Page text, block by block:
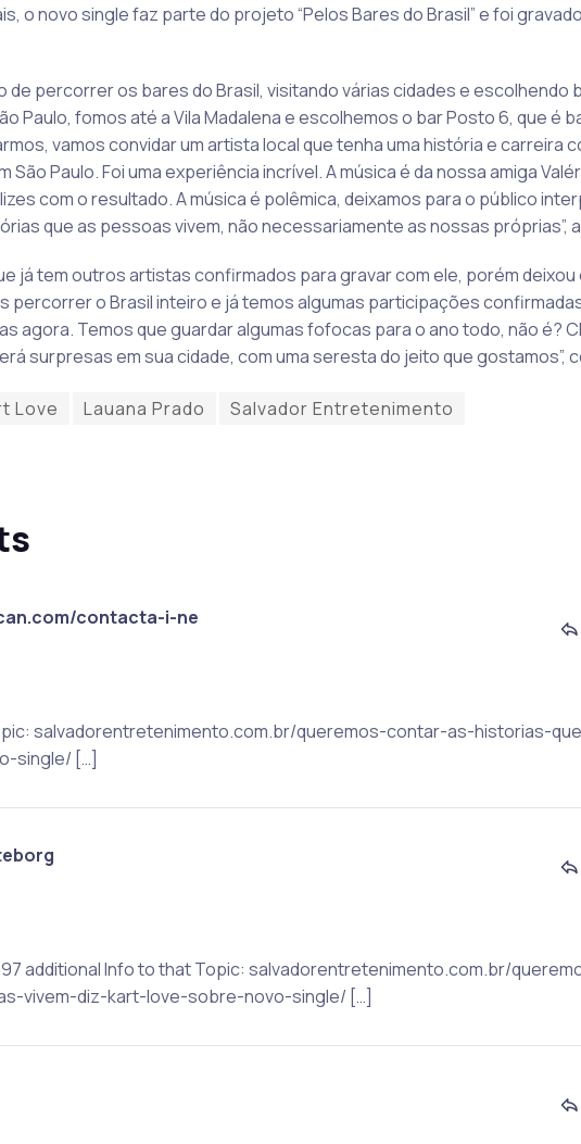
o novo single faz parte do projeto “Pelos Bares do Brasil” e foi
de percorrer os bares do Brasil, visitando várias cidades e escolhendo
Paulo, fomos até a Vila Madalena e escolhemos o bar Posto 6, que é
vamos convidar um artista local que tenha uma história e carreira
São Paulo. Foi uma experiência incrível. A música é da nossa amiga
com o resultado. A música é polêmica, deixamos para o público
que as pessoas vivem, não necessariamente as nossas próprias”,
já tem outros artistas confirmados para gravar com ele, porém
percorrer o Brasil inteiro e já temos algumas participações
agora. Temos que guardar algumas fofocas para o ano todo, não é?
surpresas em sua cidade, com uma seresta do jeito que gostamos”,
Love Lauana Prado Salvador Entretenimento
contacta-i-ne
salvadorentretenimento.com.br/queremos-contar-as-historias-
single/ […]
additional Info to that Topic: salvadorentretenimento.com.br/
vivem-diz-kart-love-sobre-novo-single/ […]